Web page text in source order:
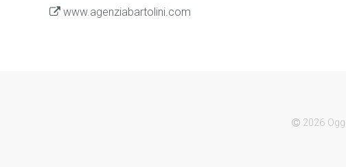
www.agenziabartolini.com
2026